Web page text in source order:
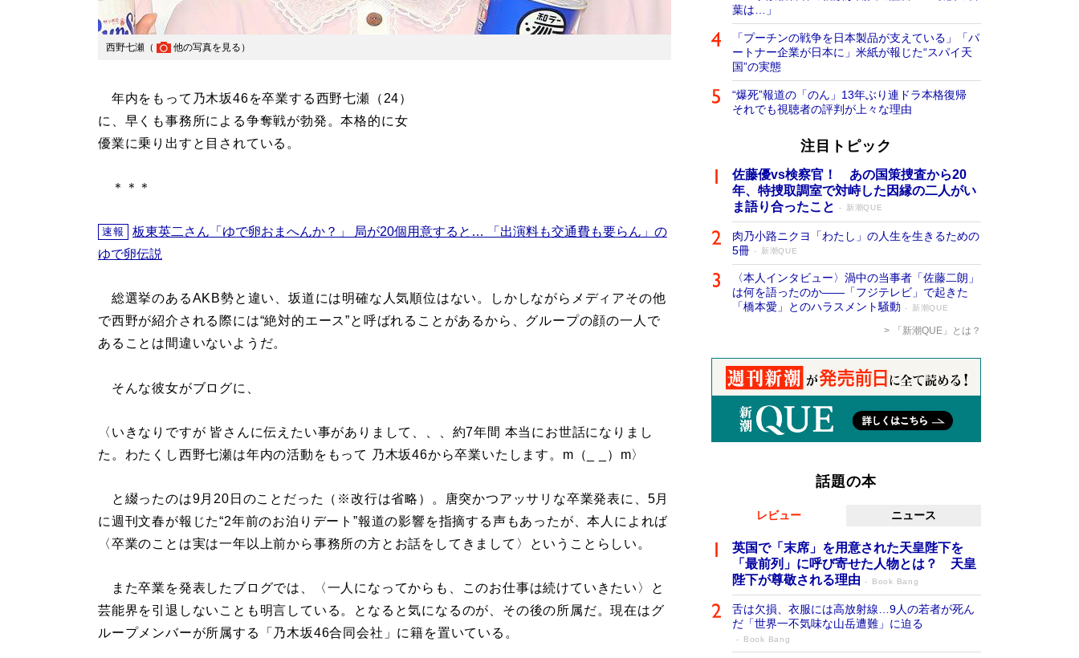
西野七瀬（ 他の写真を見る ）
年内をもって乃木坂46を卒業する西野七瀬（24）
に、早くも事務所による争奪戦が勃発。本格的に女
優業に乗り出すと目されている。
＊＊＊
速報
板東英二さん「ゆで卵おまへんか？」 局が20個用意すると… 「出演料も交通費も要らん」の
ゆで卵伝説
総選挙のあるAKB勢と違い、坂道には明確な人気順位はない。しかしながらメディアその他
で西野が紹介される際には“絶対的エース”と呼ばれることがあるから、グループの顔の一人で
あることは間違いないようだ。
そんな彼女がブログに、
〈いきなりですが 皆さんに伝えたい事がありまして、、、約7年間 本当にお世話になりまし
た。わたくし西野七瀬は年内の活動をもって 乃木坂46から卒業いたします。m（_ _）m〉
と綴ったのは9月20日のことだった（※改行は省略）。唐突かつアッサリな卒業発表に、5月
に週刊文春が報じた“2年前のお泊りデート”報道の影響を指摘する声もあったが、本人によれば
〈卒業のことは実は一年以上前から事務所の方とお話をしてきまして〉ということらしい。
また卒業を発表したブログでは、〈一人になってからも、このお仕事は続けていきたい〉と
芸能界を引退しないことも明言している。となると気になるのが、その後の所属だ。現在はグ
ループメンバーが所属する「乃木坂46合同会社」に籍を置いている。
葉は…」
「プーチンの戦争を日本製品が支えている」「パ
ートナー企業が日本に」米紙が報じた“スパイ天
国”の実態
“爆死”報道の「のん」13年ぶり連ドラ本格復帰
それでも視聴者の評判が上々な理由
注目トピック
佐藤優vs検察官！ あの国策捜査から20
年、特捜取調室で対峙した因縁の二人がい
ま語り合ったこと
新潮QUE
肉乃小路ニクヨ「わたし」の人生を生きるための
5冊
新潮QUE
〈本人インタビュー〉渦中の当事者「佐藤二朗」
は何を語ったのか――「フジテレビ」で起きた
「橋本愛」とのハラスメント騒動
新潮QUE
「新潮QUE」とは？
話題の本
レビュー ニュース
英国で「末席」を用意された天皇陛下を
「最前列」に呼び寄せた人物とは？ 天皇
陛下が尊敬される理由
Book Bang
舌は欠損、衣服には高放射線…9人の若者が死ん
だ「世界一不気味な山岳遭難」に迫る
Book Bang